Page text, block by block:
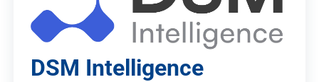
DSM Intelligence